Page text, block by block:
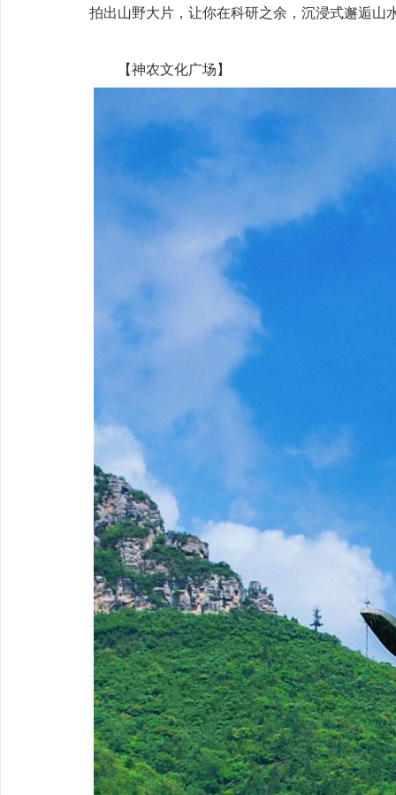
拍出山野大片，让你在科研之余，沉浸式邂逅山
【神农文化广场】